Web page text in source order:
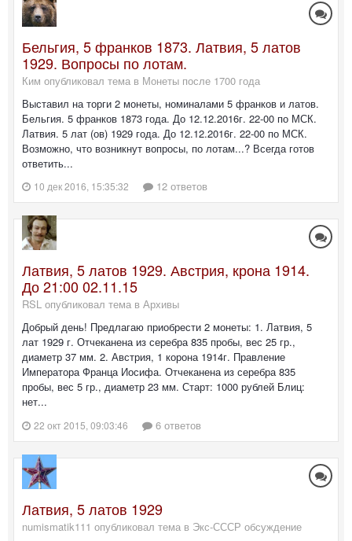
Бельгия, 5 франков 1873. Латвия, 5 латов
1929. Вопросы по лотам.
Ким опубликовал тема в Монеты после 1700 года
Выставил на торги 2 монеты, номиналами 5 франков и латов.
Бельгия. 5 франков 1873 года. До 12.12.2016г. 22-00 по МСК.
Латвия. 5 лат (ов) 1929 года. До 12.12.2016г. 22-00 по МСК.
Возможно, что возникнут вопросы, по лотам...? Всегда готов
ответить...
10 дек 2016, 15:35:32 12 ответов
Латвия, 5 латов 1929. Австрия, крона 1914.
До 21:00 02.11.15
RSL опубликовал тема в Архивы
Добрый день! Предлагаю приобрести 2 монеты: 1. Латвия, 5
лат 1929 г. Отчеканена из серебра 835 пробы, вес 25 гр.,
диаметр 37 мм. 2. Австрия, 1 корона 1914г. Правление
Императора Франца Иосифа. Отчеканена из серебра 835
пробы, вес 5 гр., диаметр 23 мм. Старт: 1000 рублей Блиц:
нет...
22 окт 2015, 09:03:46 6 ответов
Латвия, 5 латов 1929
numismatik111 опубликовал тема в Экс-СССР обсуждение